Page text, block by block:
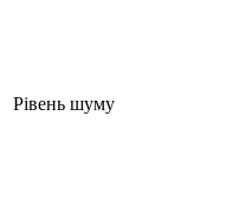
Рівень шуму